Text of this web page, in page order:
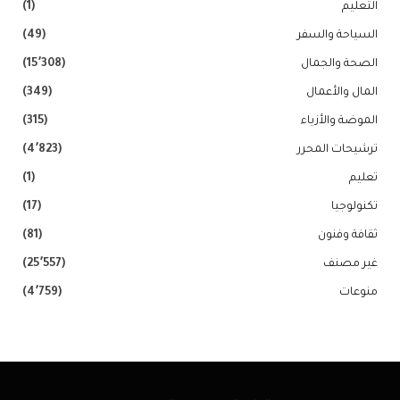
التعليم (1)
السياحة والسفر (49)
الصحة والجمال (15٬308)
المال والأعمال (349)
الموضة والأزياء (315)
ترشيحات المحرر (4٬823)
تعليم (1)
تكنولوجيا (17)
ثقافة وفنون (81)
غير مصنف (25٬557)
منوعات (4٬759)